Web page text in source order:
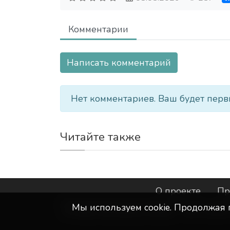
Комментарии
Написать комментарий
Нет комментариев. Ваш будет
Читайте также
О проекте
©ООО "Интернет-Курск"- Все
Мы используем сookie. Продолжая